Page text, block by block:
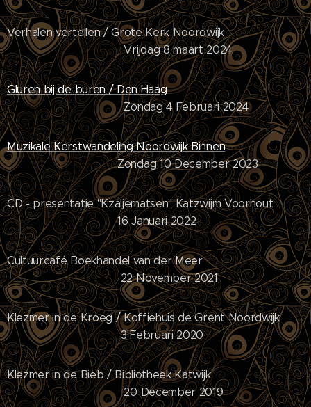
Verhalen vertellen / Grote Kerk Noordwijk
Vrijdag 8 maart 2024
Gluren bij de buren / Den Haag
Zondag 4 Februari 2024
Muzikale Kerstwandeling Noordwijk Binnen
Zondag 10 December 2023
CD - presentatie "Kzaljematsen" Katzwijm Voorhout
16 Januari 2022
Cultuurcafé Boekhandel van der Meer
22 November 2021
Klezmer in de Kroeg / Koffiehuis de Grent Noordwijk
3 Februari 2020
Klezmer in de Bieb / Bibliotheek Katwijk
20 December 2019